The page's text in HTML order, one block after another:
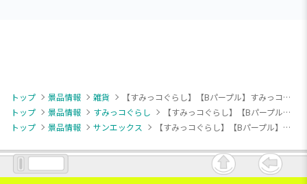
トップ 景品情報 雑貨
【すみっコぐらし】【Bパープル】すみっコぐらし 天使なえびてん 冷感ブランケット
トップ
景品情報 すみっコぐらし
【すみっコぐらし】【Bパープル】すみっコぐらし 天使なえびてん 冷感ブランケット
トップ
景品情報 サンエックス 【すみっコぐらし】【Bパープル】すみっコぐらし 天使なえびてん 冷感ブランケット